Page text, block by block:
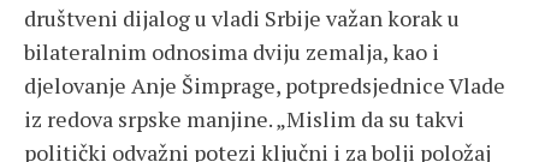
društveni dijalog u vladi Srbije važan korak u
bilateralnim odnosima dviju zemalja, kao i
djelovanje Anje Šimprage, potpredsjednice Vlade
iz redova srpske manjine. „Mislim da su takvi
politički odvažni potezi ključni i za bolji položaj